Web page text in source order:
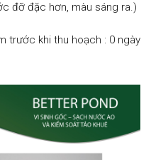
đỡ đặc hơn, màu sáng ra.)
trước khi thu hoạch : 0 ngày